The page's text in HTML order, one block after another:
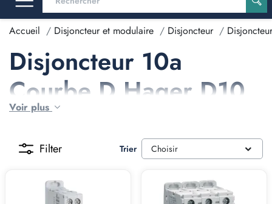
Accueil Disjoncteur et modulaire Disjoncteur
Disjoncteur 10a
Courbe D Hager D10
Voir plus
Filter Trier Choisir